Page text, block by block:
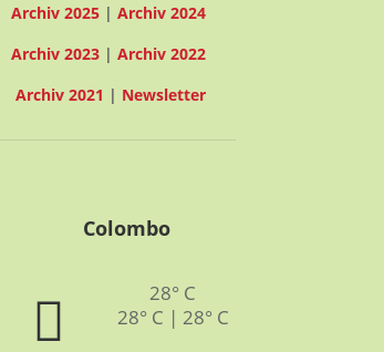
Archiv 2025 |Archiv 2024
Archiv 2023 |Archiv 2022
Archiv 2021 | Newsletter
Colombo
28° C
28° C | 28° C